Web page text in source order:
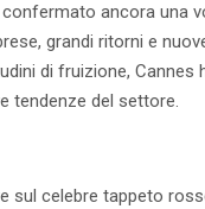
confermato ancora una
grandi ritorni e
di fruizione,
tendenze del settore.
sul celebre tappeto